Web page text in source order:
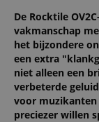
De Rocktile
vakmanschap
het bijzondere
een extra
niet alleen een
verbeterde
voor muzikanten
preciezer willen